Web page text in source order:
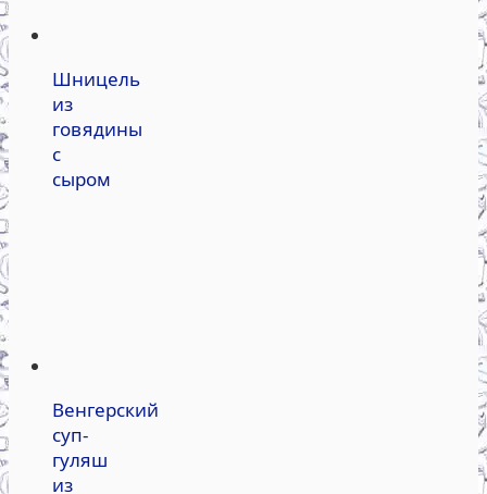
Шницель
из
говядины
с
сыром
Венгерский
суп-
гуляш
из